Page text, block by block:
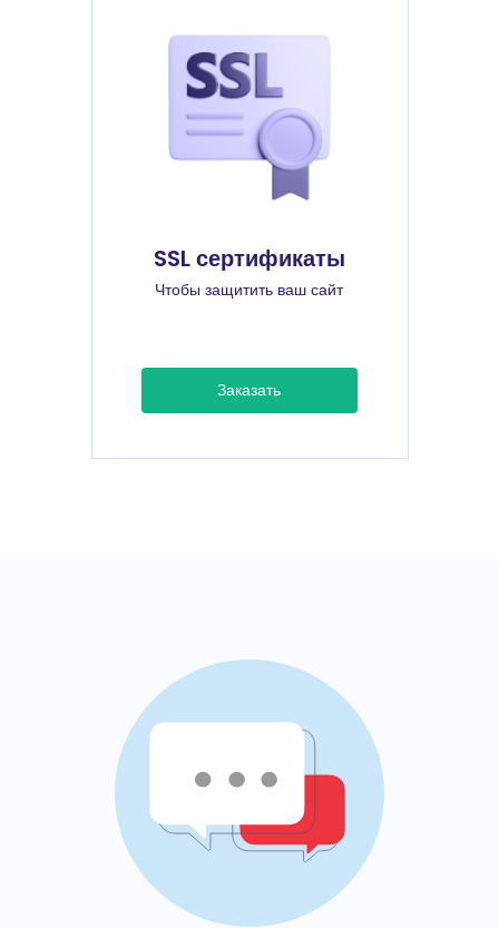
SSL сертификаты
Чтобы защитить ваш сайт
Заказать